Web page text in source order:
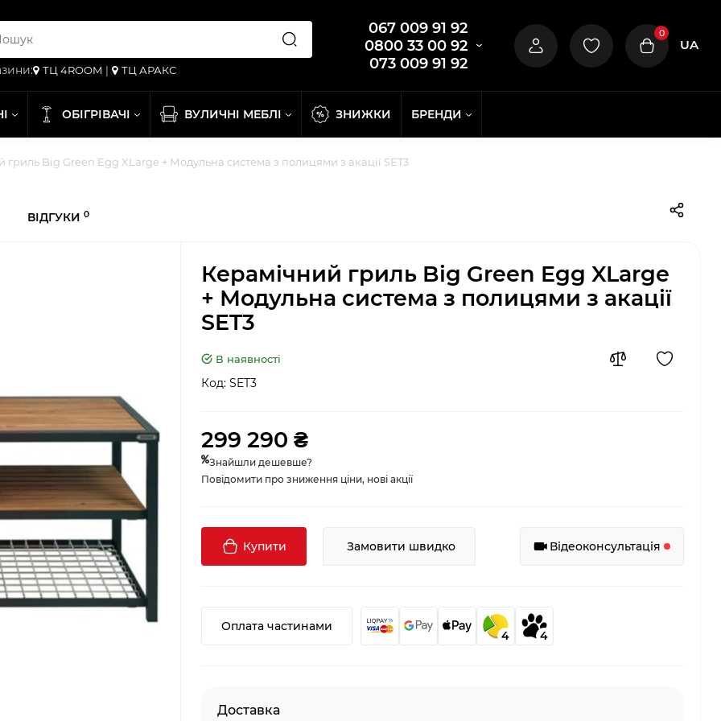
067 009 91 92
0800 33 00 92
073 009 91 92
ТЦ 4ROOM | ТЦ АРАКС
0
UA
ОБІГРІВАЧІ ВУЛИЧНІ МЕБЛІ ЗНИЖКИ БРЕНДИ
гриль Big Green Egg XLarge + Модульна система з полицями з акації SET3
ВІДГУКИ 0
Керамічний гриль Big Green Egg XLarge
+ Модульна система з полицями з акації
SET3
В наявності
Код: SET3
299 290 ₴
Знайшли дешевше?
Повідомити про зниження ціни, нові акції
Купити Замовити швидко Відеоконсультація
Оплата частинами
4 4
Доставка